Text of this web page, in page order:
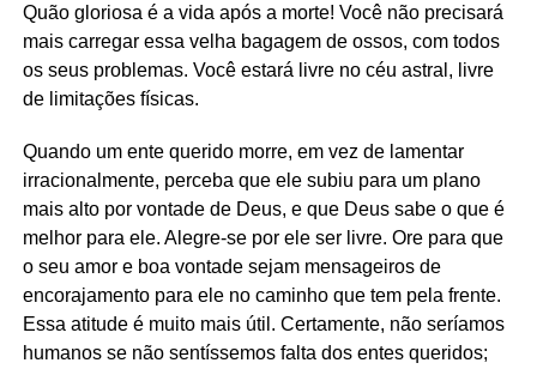
Quão gloriosa é a vida após a morte! Você não precisará
mais carregar essa velha bagagem de ossos, com todos
os seus problemas. Você estará livre no céu astral, livre
de limitações físicas.
Quando um ente querido morre, em vez de lamentar
irracionalmente, perceba que ele subiu para um plano
mais alto por vontade de Deus, e que Deus sabe o que é
melhor para ele. Alegre-se por ele ser livre. Ore para que
o seu amor e boa vontade sejam mensageiros de
encorajamento para ele no caminho que tem pela frente.
Essa atitude é muito mais útil. Certamente, não seríamos
humanos se não sentíssemos falta dos entes queridos;